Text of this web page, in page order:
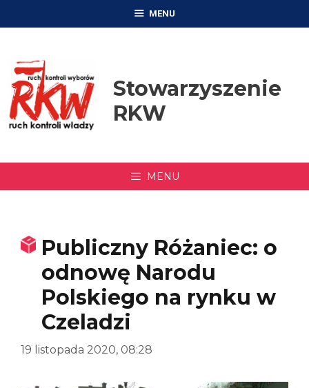
MENU
Stowarzyszenie
RKW
MENU
Publiczny Różaniec: o
odnowę Narodu
Polskiego na rynku w
Czeladzi
19 listopada 2020, 08:28